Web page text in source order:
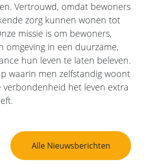
Vertrouwd, omdat bewoners
zorg kunnen wonen tot
missie is om bewoners,
omgeving in een duurzame,
hun leven te laten beleven.
waarin men zelfstandig woont
het leven extra
Navigatie
Alle Nieuwsberichten